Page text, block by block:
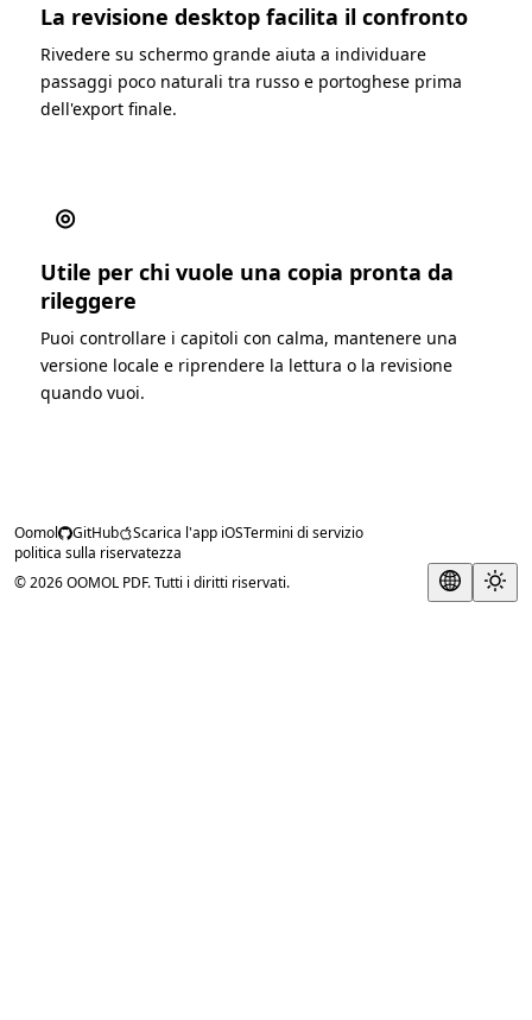
La revisione desktop facilita il confronto
Rivedere su schermo grande aiuta a individuare
passaggi poco naturali tra russo e portoghese prima
dell'export finale.
◎
Utile per chi vuole una copia pronta da
rileggere
Puoi controllare i capitoli con calma, mantenere una
versione locale e riprendere la lettura o la revisione
quando vuoi.
Oomol GitHub Scarica l'app iOSTermini di servizio
politica sulla riservatezza
© 2026 OOMOL PDF. Tutti i diritti riservati.